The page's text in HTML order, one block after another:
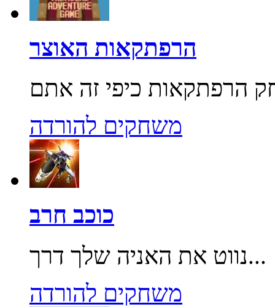
הרפתקאות האוצר
משחקים להורדה
כוכב חרב
נווט את האניה שלך דרך...
משחקים להורדה